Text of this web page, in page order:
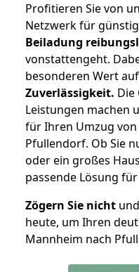
Profitieren Sie von
Netzwerk für
Beiladung
vonstattengeht.
besonderen Wert auf
Zuverlässigkeit. Die
Leistungen machen
für Ihren Umzug
Pfullendorf. Ob Sie
oder ein großes
passende Lösung für
Zögern Sie nicht
heute, um Ihren
Mannheim nach